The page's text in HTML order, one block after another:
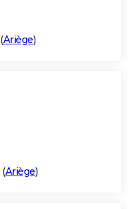
(Ariège)
(Ariège)